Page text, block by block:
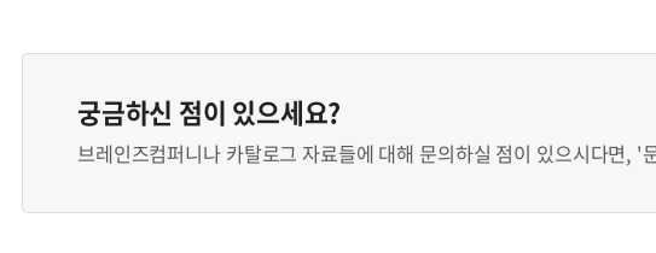
궁금하신 점이 있으세요?
브레인즈컴퍼니나 카탈로그 자료들에 대해 문의하실 점이 있으시다면, '